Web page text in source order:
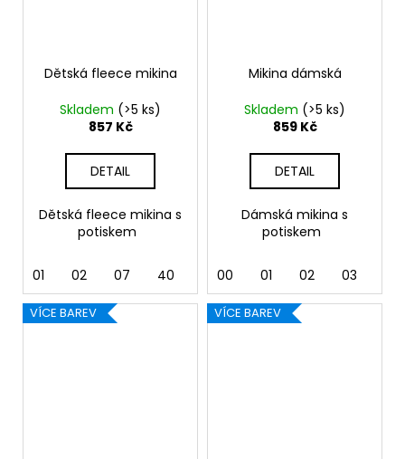
Dětská fleece mikina
Skladem (>5 ks)
857 Kč
DETAIL
Dětská fleece mikina s
potiskem
01 02 07 40 44 92
Mikina dámská
Skladem (>5 ks)
859 Kč
DETAIL
Dámská mikina s
potiskem
00 01 02 03
VÍCE BAREV VÍCE BAREV